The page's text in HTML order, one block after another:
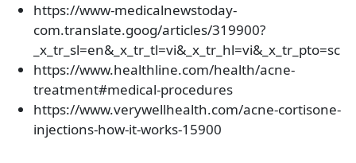
https://www-medicalnewstoday-
com.translate.goog/articles/319900?
_x_tr_sl=en&_x_tr_tl=vi&_x_tr_hl=vi&_x_tr_pto=sc
https://www.healthline.com/health/acne-
treatment#medical-procedures
https://www.verywellhealth.com/acne-cortisone-
injections-how-it-works-15900